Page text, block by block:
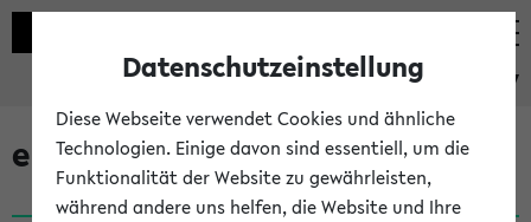
eKVV
eKVV News
Datenschutzeinstellung
Diese Webseite verwendet Cookies und ähnliche
Technologien. Einige davon sind essentiell, um die
Funktionalität der Website zu gewährleisten,
während andere uns helfen, die Website und Ihre